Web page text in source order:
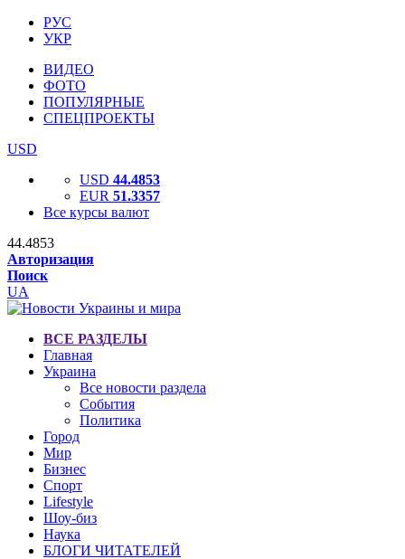
РУС
УКР
ВИДЕО
ФОТО
ПОПУЛЯРНЫЕ
СПЕЦПРОЕКТЫ
USD
USD 44.4853
EUR 51.3357
Все курсы валют
44.4853
Авторизация
Поиск
UA
ВСЕ РАЗДЕЛЫ
Главная
Украина
Все новости раздела
События
Политика
Город
Мир
Бизнес
Спорт
Lifestyle
Шоу-биз
Наука
БЛОГИ ЧИТАТЕЛЕЙ